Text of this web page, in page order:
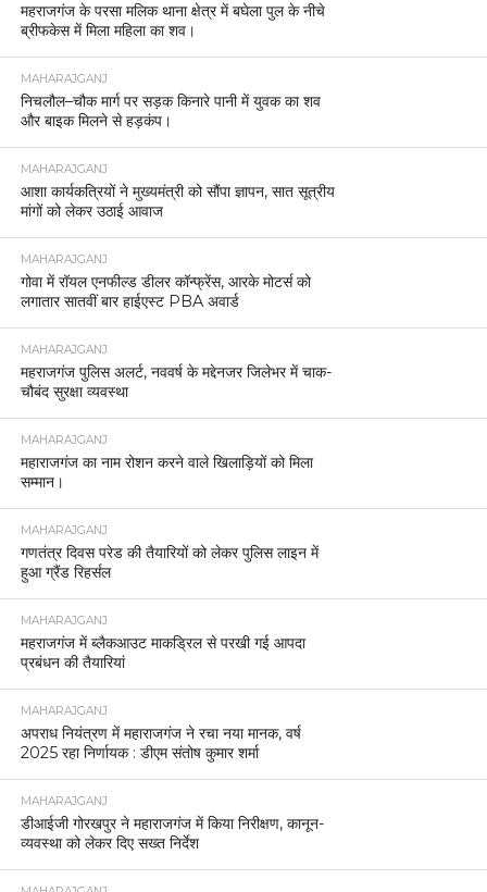
महराजगंज के परसा मलिक थाना क्षेत्र में बघेला पुल के नीचे
ब्रीफकेस में मिला महिला का शव।
MAHARAJGANJ
निचलौल–चौक मार्ग पर सड़क किनारे पानी में युवक का शव
और बाइक मिलने से हड़कंप।
MAHARAJGANJ
आशा कार्यकत्रियों ने मुख्यमंत्री को सौंपा ज्ञापन, सात सूत्रीय
मांगों को लेकर उठाई आवाज
MAHARAJGANJ
गोवा में रॉयल एनफील्ड डीलर कॉन्फ्रेंस, आरके मोटर्स को
लगातार सातवीं बार हाईएस्ट PBA अवार्ड
MAHARAJGANJ
महराजगंज पुलिस अलर्ट, नववर्ष के मद्देनजर जिलेभर में चाक-
चौबंद सुरक्षा व्यवस्था
MAHARAJGANJ
महाराजगंज का नाम रोशन करने वाले खिलाड़ियों को मिला
सम्मान।
MAHARAJGANJ
गणतंत्र दिवस परेड की तैयारियों को लेकर पुलिस लाइन में
हुआ ग्रैंड रिहर्सल
MAHARAJGANJ
महराजगंज में ब्लैकआउट माकड्रिल से परखी गई आपदा
प्रबंधन की तैयारियां
MAHARAJGANJ
अपराध नियंत्रण में महाराजगंज ने रचा नया मानक, वर्ष
2025 रहा निर्णायक : डीएम संतोष कुमार शर्मा
MAHARAJGANJ
डीआईजी गोरखपुर ने महाराजगंज में किया निरीक्षण, कानून-
व्यवस्था को लेकर दिए सख्त निर्देश